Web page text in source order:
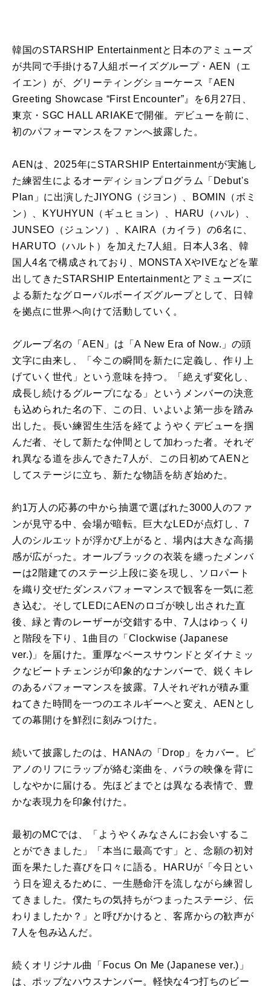
韓国のSTARSHIP Entertainmentと日本のアミューズ
が共同で手掛ける7人組ボーイズグループ・AEN（エ
イエン）が、グリーティングショーケース『AEN
Greeting Showcase “First Encounter”』を6月27日、
東京・SGC HALL ARIAKEで開催。デビューを前に、
初のパフォーマンスをファンへ披露した。
AENは、2025年にSTARSHIP Entertainmentが実施し
た練習生によるオーディションプログラム「Debut's
Plan」に出演したJIYONG（ジヨン）、BOMIN（ボミ
ン）、KYUHYUN（ギュヒョン）、HARU（ハル）、
JUNSEO（ジュンソ）、KAIRA（カイラ）の6名に、
HARUTO（ハルト）を加えた7人組。日本人3名、韓
国人4名で構成されており、MONSTA XやIVEなどを輩
出してきたSTARSHIP Entertainmentとアミューズに
よる新たなグローバルボーイズグループとして、日韓
を拠点に世界へ向けて活動していく。
グループ名の「AEN」は「A New Era of Now.」の頭
文字に由来し、「今この瞬間を新たに定義し、作り上
げていく世代」という意味を持つ。「絶えず変化し、
成長し続けるグループになる」というメンバーの決意
も込められた名の下、この日、いよいよ第一歩を踏み
出した。長い練習生生活を経てようやくデビューを掴
んだ者、そして新たな仲間として加わった者。それぞ
れ異なる道を歩んできた7人が、この日初めてAENと
してステージに立ち、新たな物語を紡ぎ始めた。
約1万人の応募の中から抽選で選ばれた3000人のファ
ンが見守る中、会場が暗転。巨大なLEDが点灯し、7
人のシルエットが浮かび上がると、場内は大きな高揚
感が広がった。オールブラックの衣装を纏ったメンバ
ーは2階建てのステージ上段に姿を現し、ソロパート
を織り交ぜたダンスパフォーマンスで観客を一気に惹
き込む。そしてLEDにAENのロゴが映し出された直
後、緑と青のレーザーが交錯する中、7人はゆっくり
と階段を下り、1曲目の「Clockwise (Japanese
ver.)」を届けた。重厚なベースサウンドとダイナミッ
クなビートチェンジが印象的なナンバーで、鋭くキレ
のあるパフォーマンスを披露。7人それぞれが積み重
ねてきた時間を一つのエネルギーへと変え、AENとし
ての幕開けを鮮烈に刻みつけた。
続いて披露したのは、HANAの「Drop」をカバー。ピ
アノのリフにラップが絡む楽曲を、バラの映像を背に
しなやかに届ける。先ほどまでとは異なる表情で、豊
かな表現力を印象付けた。
最初のMCでは、「ようやくみなさんにお会いするこ
とができました」「本当に最高です」と、念願の初対
面を果たした喜びを口々に語る。HARUが「今日とい
う日を迎えるために、一生懸命汗を流しながら練習し
てきました。僕たちの気持ちがつまったステージ、伝
わりましたか？」と呼びかけると、客席からの歓声が
7人を包み込んだ。
続くオリジナル曲「Focus On Me (Japanese ver.)」
は、ポップなハウスナンバー。軽快な4つ打ちのビー